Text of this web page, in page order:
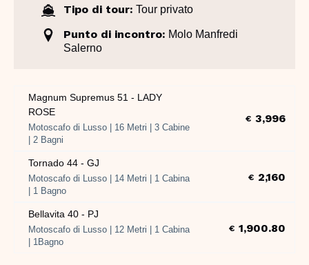
Tipo di tour: Tour privato
Punto di incontro: Molo Manfredi
Salerno
Magnum Supremus 51 - LADY
ROSE
Motoscafo di Lusso | 16 Metri | 3 Cabine
| 2 Bagni
€ 3,996
Tornado 44 - GJ
Motoscafo di Lusso | 14 Metri | 1 Cabina
| 1 Bagno
€ 2,160
Bellavita 40 - PJ
Motoscafo di Lusso | 12 Metri | 1 Cabina
| 1Bagno
€ 1,900.80